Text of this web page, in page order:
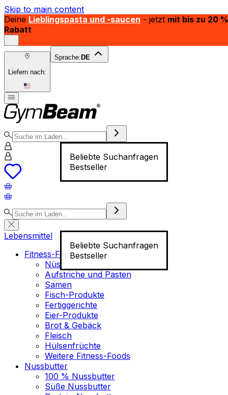
Skip to main content
Deine Lieblingspasta und -saucen - jetzt mit bis zu 20 %
Rabatt
Liefern nach:
Sprache: DE
Beliebte Suchanfragen
Bestseller
Beliebte Suchanfragen
Bestseller
Lebensmittel
Fitness-Food
Nüsse
Aufstriche und Pasten
Samen
Fisch-Produkte
Fertiggerichte
Eier-Produkte
Brot & Gebäck
Fleisch
Hülsenfrüchte
Weitere Fitness-Foods
Nussbutter
100 % Nussbutter
Süße Nussbutter